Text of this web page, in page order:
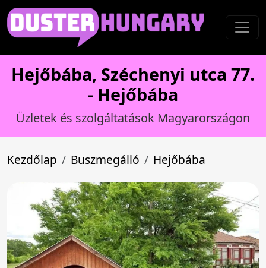
Hejőbába, Széchenyi utca 77.
- Hejőbába
Üzletek és szolgáltatások Magyarországon
Kezdőlap Buszmegálló Hejőbába